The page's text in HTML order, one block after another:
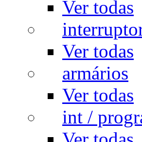
Ver todas
Ver todas
armários
Ver todas
int /